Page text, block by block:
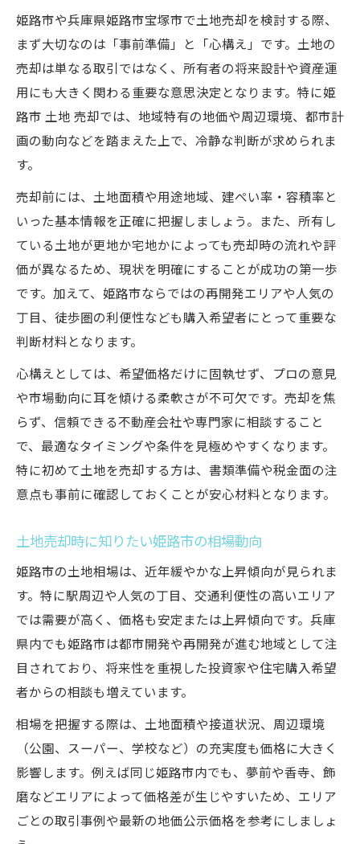
姫路市土地売却で注目すべき市場の動き
地価の推移を見極めて土地売却を有利に進
める
姫路市土地売却における再開発の影響分析
兵庫県姫路市宝塚市の今後を読む不動産戦略
姫路市土地売却に役立つ将来性の見極め方
姫路市土地売却と都市開発の動向を理解す
る
今後の地価変動を踏まえた土地売却のコツ
土地購入なら地域の将来性分析が鍵
姫路市土地売却時に見るべき将来性の指標
生活利便性を考えた姫路市土地売却の判断
交通アクセスと土地売却価値の密接な関係
土地売却前に調べたい地域の成長予測
売却タイミングを見極める姫路市の新常識
地価変動を活用した姫路市土地売却の時期
グ
売却計画と地価動向をどう連動させるか
姫路市土地売却で注視すべき市場サイクル
投資家が注目する土地選定ポイント徹底解説
姫路市土地売却で重要な物件選定基準とは
土地売却における投資価値の判断方法
姫路市土地売却で押さえる周辺環境の要素
収益性を高める土地売却の選定ポイント
再開発エリアと姫路市土地売却の関係性
姫路市や兵庫県姫路市宝塚市で土地売却を検討する際、
まず大切なのは「事前準備」と「心構え」です。土地の
売却は単なる取引ではなく、所有者の将来設計や資産運
用にも大きく関わる重要な意思決定となります。特に姫
路市 土地 売却では、地域特有の地価や周辺環境、都市計
画の動向などを踏まえた上で、冷静な判断が求められま
す。
売却前には、土地面積や用途地域、建ぺい率・容積率と
いった基本情報を正確に把握しましょう。また、所有し
ている土地が更地か宅地かによっても売却時の流れや評
価が異なるため、現状を明確にすることが成功の第一歩
です。加えて、姫路市ならではの再開発エリアや人気の
丁目、徒歩圏の利便性なども購入希望者にとって重要な
判断材料となります。
心構えとしては、希望価格だけに固執せず、プロの意見
や市場動向に耳を傾ける柔軟さが不可欠です。売却を焦
らず、信頼できる不動産会社や専門家に相談すること
で、最適なタイミングや条件を見極めやすくなります。
特に初めて土地を売却する方は、書類準備や税金面の注
意点も事前に確認しておくことが安心材料となります。
土地売却時に知りたい姫路市の相場動向
姫路市の土地相場は、近年緩やかな上昇傾向が見られま
す。特に駅周辺や人気の丁目、交通利便性の高いエリア
では需要が高く、価格も安定または上昇傾向です。兵庫
県内でも姫路市は都市開発や再開発が進む地域として注
目されており、将来性を重視した投資家や住宅購入希望
者からの相談も増えています。
相場を把握する際は、土地面積や接道状況、周辺環境
（公園、スーパー、学校など）の充実度も価格に大きく
影響します。例えば同じ姫路市内でも、夢前や香寺、飾
磨などエリアによって価格差が生じやすいため、エリア
ごとの取引事例や最新の地価公示価格を参考にしましょ